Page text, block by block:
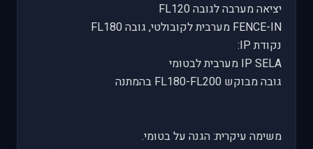
יציאה מערבה לגובה FL120
FENCE-IN מערבית לקובולטי, גובה FL180
נקודת IP:
IP SELA מערבית לבטומי
גובה מבוקש FL180-FL200 בהמתנה
משימה עיקרית: הגנה על בטומי.